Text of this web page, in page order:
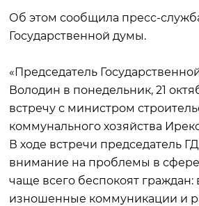
Об этом сообщила пресс-
Государственной думы.
«Председатель
Володин в понедельник, 21
встречу с министром
коммунального хозяйства
В ходе встречи председатель
внимание на проблемы в
чаще всего беспокоят
изношенные коммуникации и